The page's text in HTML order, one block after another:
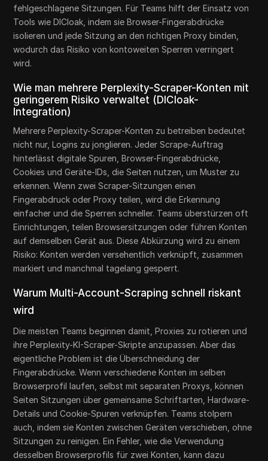
fehlgeschlagene Sitzungen. Für Teams hilft der Einsatz von
Tools wie DICloak, indem sie Browser-Fingerabdrücke
isolieren und jede Sitzung an den richtigen Proxy binden,
wodurch das Risiko von kontoweiten Sperren verringert
wird.
Wie man mehrere Perplexity-Scraper-Konten mit
geringerem Risiko verwaltet (DICloak-
Integration)
Mehrere Perplexity-Scraper-Konten zu betreiben bedeutet
nicht nur, Logins zu jonglieren. Jeder Scrape-Auftrag
hinterlässt digitale Spuren, Browser-Fingerabdrücke,
Cookies und Geräte-IDs, die Seiten nutzen, um Muster zu
erkennen. Wenn zwei Scraper-Sitzungen einen
Fingerabdruck oder Proxy teilen, wird die Erkennung
einfacher und die Sperren schneller. Teams überstürzen oft
Einrichtungen, teilen Browsersitzungen oder führen Konten
auf demselben Gerät aus. Diese Abkürzung wird zu einem
Risiko: Konten werden versehentlich verknüpft, zusammen
markiert und manchmal tagelang gesperrt.
Warum Multi-Account-Scraping schnell riskant
wird
Die meisten Teams beginnen damit, Proxies zu rotieren und
ihre Perplexity-KI-Scraper-Skripte anzupassen. Aber das
eigentliche Problem ist die Überschneidung der
Fingerabdrücke. Wenn verschiedene Konten im selben
Browserprofil laufen, selbst mit separaten Proxys, können
Seiten Sitzungen über gemeinsame Schriftarten, Hardware-
Details und Cookie-Spuren verknüpfen. Teams stolpern
auch, indem sie Konten zwischen Geräten verschieben, ohne
Sitzungen zu reinigen. Ein Fehler, wie die Verwendung
desselben Browserprofils für zwei Konten, kann dazu